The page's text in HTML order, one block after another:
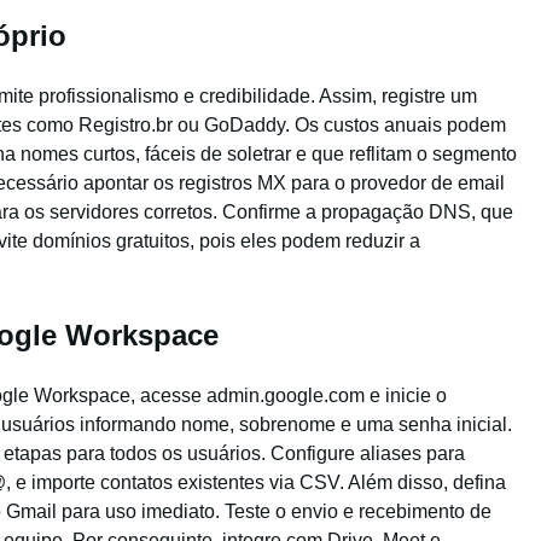
profissionalismo e credibilidade. Assim, registre um
como Registro.br ou GoDaddy. Os custos anuais podem
nomes curtos, fáceis de soletrar e que reflitam o segmento
apontar os registros MX para o provedor de email
os servidores corretos. Confirme a propagação DNS, que
domínios gratuitos, pois eles podem reduzir a
Workspace
Workspace, acesse admin.google.com e inicie o
informando nome, sobrenome e uma senha inicial.
para todos os usuários. Configure aliases para
e importe contatos existentes via CSV. Além disso, defina
para uso imediato. Teste o envio e recebimento de